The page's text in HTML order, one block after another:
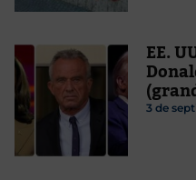
EE.
3 de